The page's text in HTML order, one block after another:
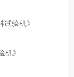
验机》
》